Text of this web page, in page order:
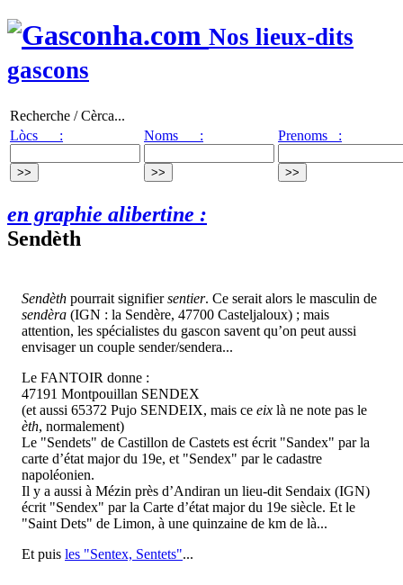
Nos lieux-dits
gascons
Recherche / Cèrca...
Lòcs :
Noms : Prenoms :
en graphie alibertine :
Sendèth
Sendèth pourrait signifiersentier. Ce serait alors le masculin de
sendèra (IGN : la Sendère, 47700 Casteljaloux) ; mais
attention, les spécialistes du gascon savent qu’on peut aussi
envisager un couple sender/sendera...
Le FANTOIR donne :
47191 Montpouillan SENDEX
(et aussi 65372 Pujo SENDEIX, mais ce eix là ne note pas le
èth, normalement)
Le "Sendets" de Castillon de Castets est écrit "Sandex" par la
carte d’état major du 19e, et "Sendex" par le cadastre
napoléonien.
Il y a aussi à Mézin près d’Andiran un lieu-dit Sendaix (IGN)
écrit "Sendex" par la Carte d’état major du 19e siècle. Et le
"Saint Dets" de Limon, à une quinzaine de km de là...
Et puis les "Sentex, Sentets"...